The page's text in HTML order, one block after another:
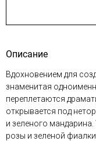
Описание
Вдохновением для
знаменитая
переплетаются
открывается под
и зеленого
розы и зеленой